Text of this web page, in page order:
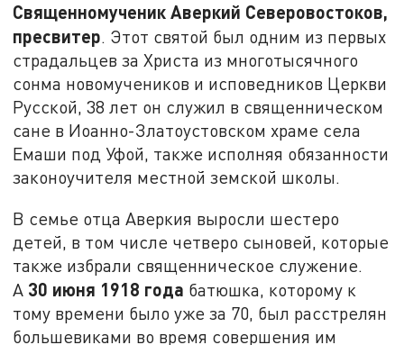
Священномученик Аверкий Северовостоков,
пресвитер. Этот святой был одним из первых
страдальцев за Христа из многотысячного
сонма новомучеников и исповедников Церкви
Русской, 38 лет он служил в священническом
сане в Иоанно-Златоустовском храме села
Емаши под Уфой, также исполняя обязанности
законоучителя местной земской школы.
В семье отца Аверкия выросли шестеро
детей, в том числе четверо сыновей, которые
также избрали священническое служение.
А 30 июня 1918 года батюшка, которому к
тому времени было уже за 70, был расстрелян
большевиками во время совершения им